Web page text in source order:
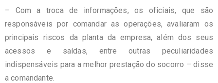
– Com a troca de informações, os oficiais, que são
responsáveis por comandar as operações, avaliaram os
principais riscos da planta da empresa, além dos seus
acessos e saídas, entre outras peculiaridades
indispensáveis para a melhor prestação do socorro – disse
a comandante.